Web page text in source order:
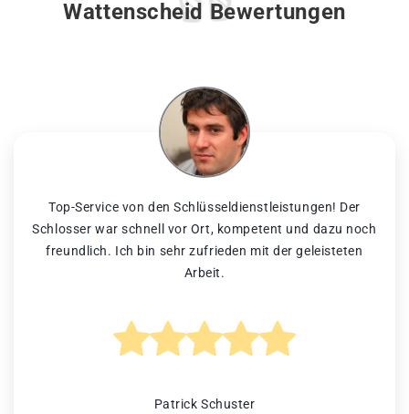
Wattenscheid Bewertungen
Top-Service von den Schlüsseldienstleistungen! Der
Schlosser war schnell vor Ort, kompetent und dazu noch
freundlich. Ich bin sehr zufrieden mit der geleisteten
Arbeit.
Patrick Schuster